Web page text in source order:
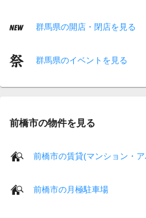
群馬県の開店・閉店を見る
群馬県のイベントを見る
前橋市の物件を見る
前橋市の賃貸(マンション・
前橋市の月極駐車場